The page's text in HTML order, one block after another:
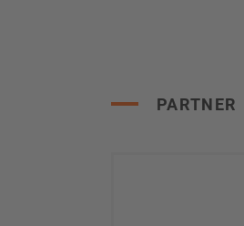
PARTNER